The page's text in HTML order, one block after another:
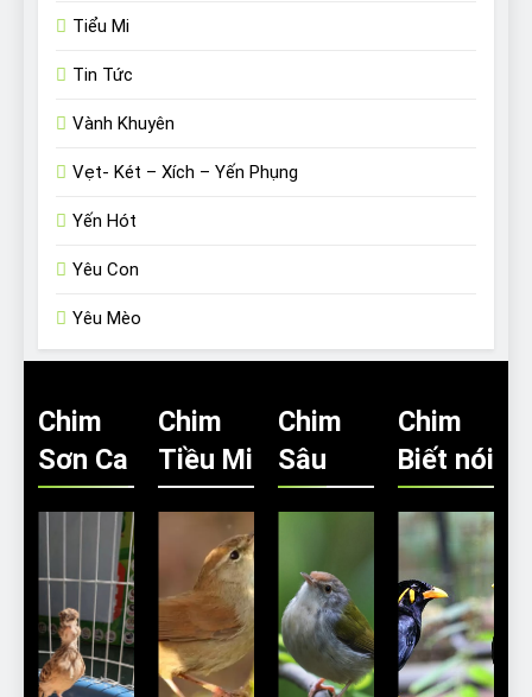
Tiểu Mi
Tin Tức
Vành Khuyên
Vẹt- Két – Xích – Yến Phụng
Yến Hót
Yêu Con
Yêu Mèo
Chim
Sơn Ca
Chim
Tiều Mi
Chim
Sâu
Chim
Biết nói